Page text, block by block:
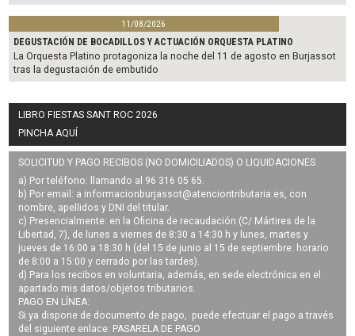
11/08/2026
DEGUSTACIÓN DE BOCADILLOS Y ACTUACIÓN ORQUESTA PLATINO
La Orquesta Platino protagoniza la noche del 11 de agosto en Burjassot
tras la degustación de embutido
LIBRO FIESTAS SANT ROC 2026
PINCHA AQUÍ
SOLICITUD Y PAGO RECIBOS (NO DOMICILIADOS) O LIQUIDACIONES
a) Por teléfono: llamando al 96 316 05 65.
b) Por email: a informacionburjassot@atenciontributaria.es, con
nombre, apellidos y DNI del titular.
c) Presencialmente: en la Oficina de recaudación (C/ Mártires de la
Libertad, 7), de lunes a viernes de 8:30 a 14:30 h y lunes, martes y
jueves de 16:00 a 18:30 h (del 15 de junio al 15 de septiembre: horario
de 8:00 a 15:00 y cerrado por las tardes).
d) Para los recibos en voluntaria, además, en sede electrónica en el
apartado mis datos/objetos tributarios.
PAGO EN LÍNEA:
Si ya dispone de documento de pago, puede efectuar el pago a través
del siguiente enlace: PASARELA DE PAGO